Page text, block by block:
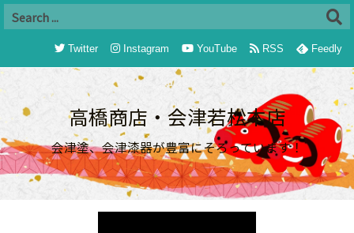
高橋商店・会津若松本店
会津塗、会津漆器が豊富にそろっています！
Twitter Instagram YouTube RSS Feedly